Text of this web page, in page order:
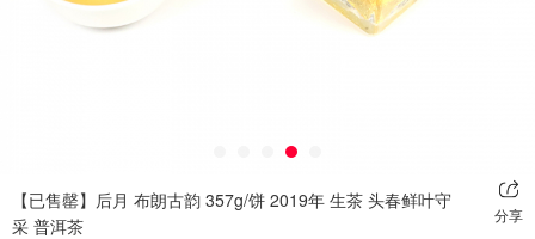
【已售罄】后月 布朗古韵 357g/饼 2019年 生茶 头春鲜叶守
采 普洱茶
分享